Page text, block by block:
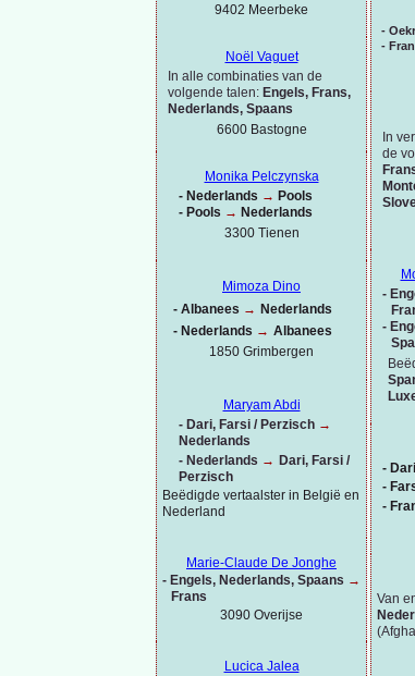
-
-
In
de
-
-
-
-
-
Van
9402 Meerbeke
Noël Vaguet
In alle combinaties van de
volgende talen: Engels, Frans,
Nederlands, Spaans
6600 Bastogne
Monika Pelczynska
- Nederlands → Pools
- Pools → Nederlands
3300 Tienen
Mimoza Dino
- Albanees → Nederlands
- Nederlands → Albanees
1850 Grimbergen
Maryam Abdi
- Dari, Farsi / Perzisch →
Nederlands
- Nederlands → Dari, Farsi /
Perzisch
Beëdigde vertaalster in België en
Nederland
Marie-Claude De Jonghe
- Engels, Nederlands, Spaans →
Frans
3090 Overijse
Lucica Jalea